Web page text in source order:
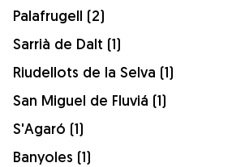
Palafrugell (2)
Sarrià de Dalt (1)
Riudellots de la Selva (1)
San Miguel de Fluviá (1)
S'Agaró (1)
Banyoles (1)